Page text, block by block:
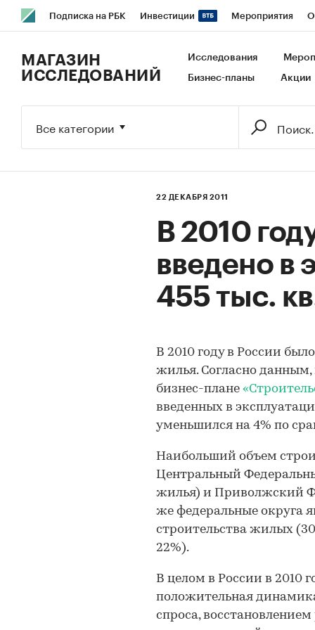
Подписка на РБК Инвестиции Мероприятия
Исследования Кредитные рейтинги Франшизы
МАГАЗИН
ИССЛЕДОВАНИЙ
Исследования
Бизнес-планы Акции
Все категории
22 ДЕКАБРЯ 2011
В 2010
введено в
455 тыс.
В 2010 году в России
жилья. Согласно
бизнес-плане
введенных в
уменьшился на 4% по
Наибольший объем
Центральный
жилья) и Приволжский
же федеральные округа
строительства жилых
22%).
В целом в России в 2010
положительная
спроса,